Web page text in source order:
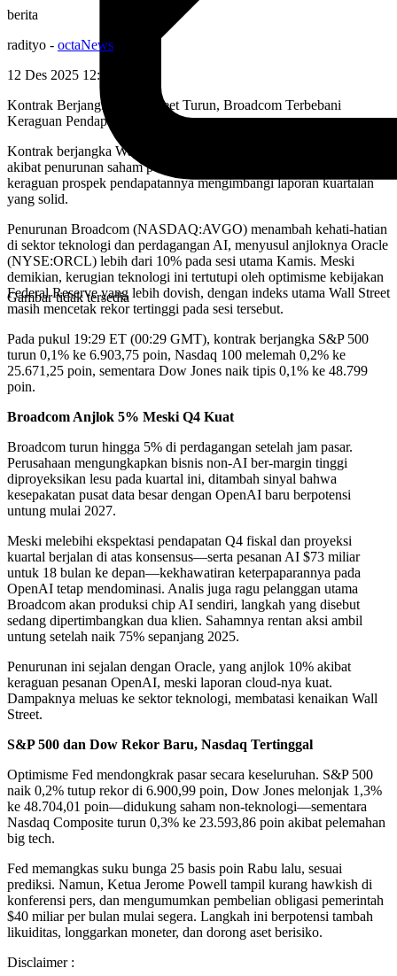
Gambar tidak tersedia
berita
radityo - octaNews
12 Des 2025 12:54
Kontrak Berjangka Wall Street Turun, Broadcom Terbebani
Keraguan Pendapatan AI
Kontrak berjangka Wall Street merosot pada Kamis malam, terutama
akibat penurunan saham pembuat chip AI Broadcom setelah
keraguan prospek pendapatannya mengimbangi laporan kuartalan
yang solid.
Penurunan Broadcom (NASDAQ:AVGO) menambah kehati-hatian
di sektor teknologi dan perdagangan AI, menyusul anjloknya Oracle
(NYSE:ORCL) lebih dari 10% pada sesi utama Kamis. Meski
demikian, kerugian teknologi ini tertutupi oleh optimisme kebijakan
Federal Reserve yang lebih dovish, dengan indeks utama Wall Street
masih mencetak rekor tertinggi pada sesi tersebut.
Pada pukul 19:29 ET (00:29 GMT), kontrak berjangka S&P 500
turun 0,1% ke 6.903,75 poin, Nasdaq 100 melemah 0,2% ke
25.671,25 poin, sementara Dow Jones naik tipis 0,1% ke 48.799
poin.
Broadcom Anjlok 5% Meski Q4 Kuat
Broadcom turun hingga 5% di perdagangan setelah jam pasar.
Perusahaan mengungkapkan bisnis non-AI ber-margin tinggi
diproyeksikan lesu pada kuartal ini, ditambah sinyal bahwa
kesepakatan pusat data besar dengan OpenAI baru berpotensi
untung mulai 2027.
Meski melebihi ekspektasi pendapatan Q4 fiskal dan proyeksi
kuartal berjalan di atas konsensus—serta pesanan AI $73 miliar
untuk 18 bulan ke depan—kekhawatiran keterpaparannya pada
OpenAI tetap mendominasi. Analis juga ragu pelanggan utama
Broadcom akan produksi chip AI sendiri, langkah yang disebut
sedang dipertimbangkan dua klien. Sahamnya rentan aksi ambil
untung setelah naik 75% sepanjang 2025.
Penurunan ini sejalan dengan Oracle, yang anjlok 10% akibat
keraguan pesanan OpenAI, meski laporan cloud-nya kuat.
Dampaknya meluas ke sektor teknologi, membatasi kenaikan Wall
Street.
S&P 500 dan Dow Rekor Baru, Nasdaq Tertinggal
Optimisme Fed mendongkrak pasar secara keseluruhan. S&P 500
naik 0,2% tutup rekor di 6.900,99 poin, Dow Jones melonjak 1,3%
ke 48.704,01 poin—didukung saham non-teknologi—sementara
Nasdaq Composite turun 0,3% ke 23.593,86 poin akibat pelemahan
big tech.
Fed memangkas suku bunga 25 basis poin Rabu lalu, sesuai
prediksi. Namun, Ketua Jerome Powell tampil kurang hawkish di
konferensi pers, dan mengumumkan pembelian obligasi pemerintah
$40 miliar per bulan mulai segera. Langkah ini berpotensi tambah
likuiditas, longgarkan moneter, dan dorong aset berisiko.
Disclaimer :